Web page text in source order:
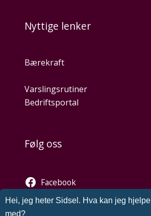
Nyttige lenker
Bærekraft
Varslingsrutiner
Bedriftsportal
Følg oss
Facebook
Twitter
Instagram
Hei, jeg heter Sidsel. Hva kan jeg hjelpe
med?